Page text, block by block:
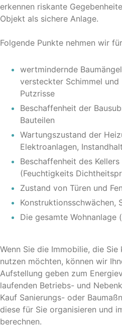
erkennen riskante
Objekt als sichere Anlage.
Folgende Punkte nehmen wir
wertmindernde
versteckter Schimmel
Putzrisse
Beschaffenheit der
Bauteilen
Wartungszustand der
Elektroanlagen,
Beschaffenheit des
(Feuchtigkeits
Zustand von Türen und
Konstruktionsschwächen,
Die gesamte Wohnanlage
Wenn Sie die Immobilie, die
nutzen möchten, können wir
Aufstellung geben zum
laufenden Betriebs- und
Kauf Sanierungs- oder
diese für Sie organisieren und
berechnen.